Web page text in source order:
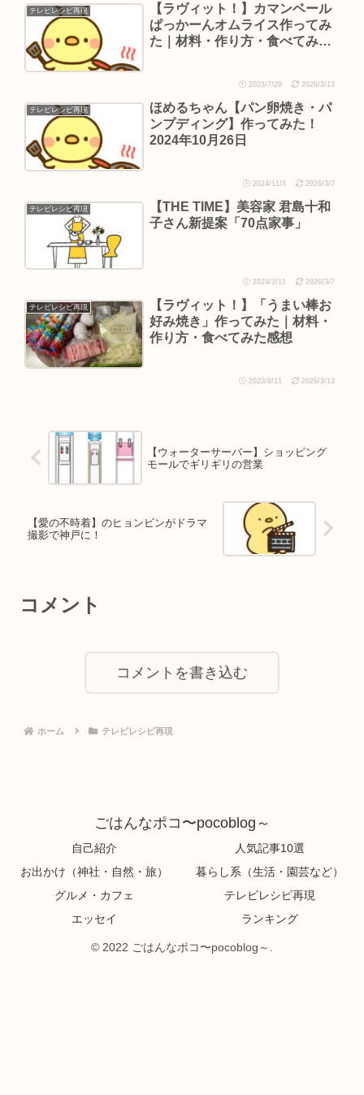
テレビレシピ再現
【ラヴィット！】カマンベール
ぱっかーんオムライス作ってみ
た｜材料・作り方・食べてみた
2023/7/28 2026/3/13
テレビレシピ再現
ほめるちゃん【パン卵焼き・パ
ンプディング】作ってみた！
2024年10月26日
2024/11/5 2026/3/7
テレビレシピ再現
【THE TIME】美容家 君島十和
子さん新提案「70点家事」
2024/3/11 2026/3/7
テレビレシピ再現
【ラヴィット！】「うまい棒お
好み焼き」作ってみた｜材料・
作り方・食べてみた感想
2023/8/11 2026/3/13
【ウォーターサーバー】ショッピング
モールでギリギリの営業
【愛の不時着】のヒョンビンがドラマ
撮影で神戸に！
コメント
コメントを書き込む
ホーム テレビレシピ再現
ごはんなポコ〜pocoblog～
自己紹介
人気記事10選
お出かけ（神社・自然・旅）
暮らし系（生活・園芸など）
グルメ・カフェ
テレビレシピ再現
エッセイ
ランキング
© 2022 ごはんなポコ〜pocoblog～.